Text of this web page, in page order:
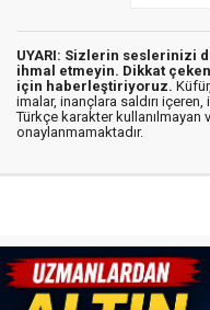
UYARI: Sizlerin seslerinizi
ihmal etmeyin. Dikkat
için haberleştiriyoruz.
imalar, inançlara saldırı içeren,
Türkçe karakter kullanılmayan
onaylanmamaktadır.